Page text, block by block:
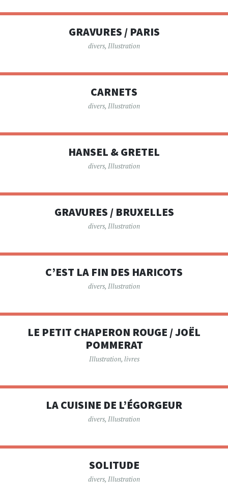
GRAVURES / PARIS
divers, Illustration
CARNETS
divers, Illustration
HANSEL & GRETEL
divers, Illustration
GRAVURES / BRUXELLES
divers, Illustration
C’EST LA FIN DES HARICOTS
divers, Illustration
LE PETIT CHAPERON ROUGE / JOËL
POMMERAT
Illustration, livres
LA CUISINE DE L’ÉGORGEUR
divers, Illustration
SOLITUDE
divers, Illustration